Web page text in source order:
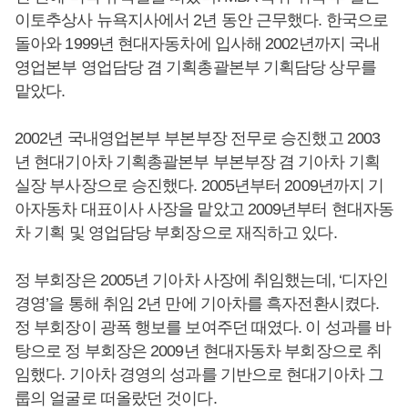
이토추상사 뉴욕지사에서 2년 동안 근무했다. 한국으로
돌아와 1999년 현대자동차에 입사해 2002년까지 국내
영업본부 영업담당 겸 기획총괄본부 기획담당 상무를
맡았다.
2002년 국내영업본부 부본부장 전무로 승진했고 2003
년 현대기아차 기획총괄본부 부본부장 겸 기아차 기획
실장 부사장으로 승진했다. 2005년부터 2009년까지 기
아자동차 대표이사 사장을 맡았고 2009년부터 현대자동
차 기획 및 영업담당 부회장으로 재직하고 있다.
정 부회장은 2005년 기아차 사장에 취임했는데, ‘디자인
경영’을 통해 취임 2년 만에 기아차를 흑자전환시켰다.
정 부회장이 광폭 행보를 보여주던 때였다. 이 성과를 바
탕으로 정 부회장은 2009년 현대자동차 부회장으로 취
임했다. 기아차 경영의 성과를 기반으로 현대기아차 그
룹의 얼굴로 떠올랐던 것이다.